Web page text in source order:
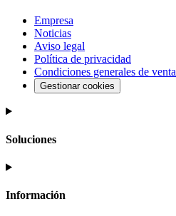
Empresa
Noticias
Aviso legal
Política de privacidad
Condiciones generales de venta
Gestionar cookies
Soluciones
Información